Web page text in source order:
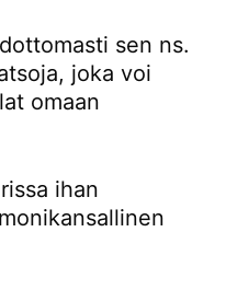
sen ns.
joka voi
omaan
ihan